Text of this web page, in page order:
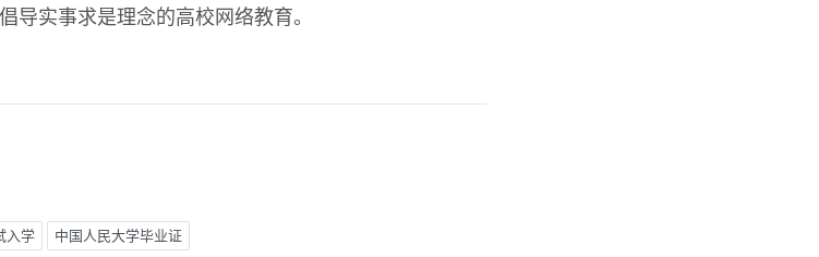
导实事求是理念的高校网络教育。
入学 中国人民大学毕业证